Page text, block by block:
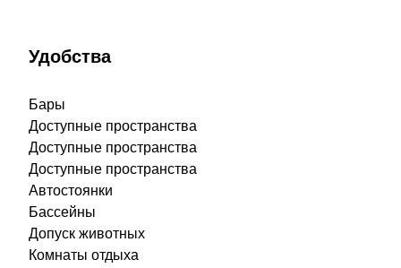
Удобства
Бары
Доступные пространства
Доступные пространства
Доступные пространства
Автостоянки
Бассейны
Допуск животных
Комнаты отдыха